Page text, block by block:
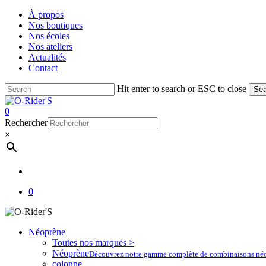
Skip
main
content
À propos
Nos boutiques
Nos écoles
Nos ateliers
Actualités
Contact
Hit enter to search or ESC to close
Close
Search
account
0
Menu
Rechercher
×
0
Néoprène
Toutes nos marques >
NéoprèneDécouvrez notre gamme complète de combinaisons
colonne